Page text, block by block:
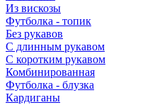
Из вискозы
Футболка - топик
Без рукавов
С длинным рукавом
С коротким рукавом
Комбинированная
Футболка - блузка
Кардиганы